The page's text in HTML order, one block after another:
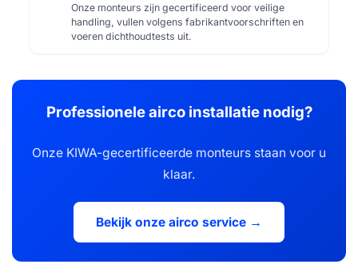
Onze monteurs zijn gecertificeerd voor veilige
handling, vullen volgens fabrikantvoorschriften en
voeren dichthoudtests uit.
Professionele airco installatie nodig?
Onze KIWA-gecertificeerde monteurs staan voor u
klaar.
Bekijk onze airco service →